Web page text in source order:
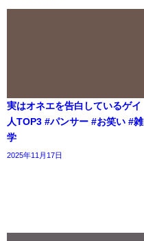
実はオネエを告白しているゲイ
人TOP3 #パンサー #お笑い #雑
学
2025年11月17日